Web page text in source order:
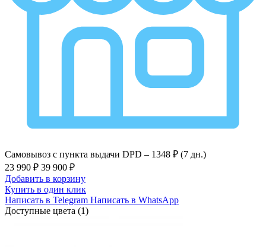
Самовывоз с пункта выдачи DPD – 1348 ₽ (7 дн.)
23 990 ₽ 39 900 ₽
Добавить в корзину
Купить в один клик
Написать в Telegram Написать в WhatsApp
Доступные цвета (1)